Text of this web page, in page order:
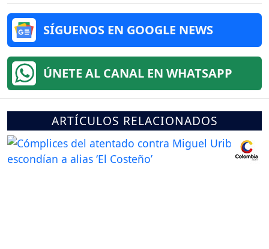
SÍGUENOS EN GOOGLE NEWS
ÚNETE AL CANAL EN WHATSAPP
ARTÍCULOS RELACIONADOS